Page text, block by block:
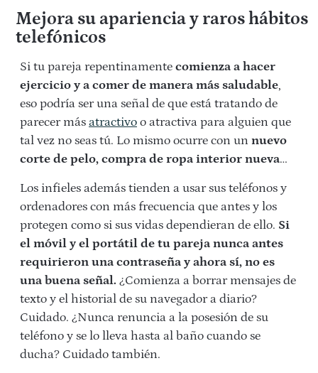
Mejora su apariencia y raros hábitos
telefónicos
Si tu pareja repentinamente comienza a hacer
ejercicio y a comer de manera más saludable,
eso podría ser una señal de que está tratando de
parecer más atractivo o atractiva para alguien que
tal vez no seas tú. Lo mismo ocurre con un nuevo
corte de pelo, compra de ropa interior nueva…
Los infieles además tienden a usar sus teléfonos y
ordenadores con más frecuencia que antes y los
protegen como si sus vidas dependieran de ello. Si
el móvil y el portátil de tu pareja nunca antes
requirieron una contraseña y ahora sí, no es
una buena señal. ¿Comienza a borrar mensajes de
texto y el historial de su navegador a diario?
Cuidado. ¿Nunca renuncia a la posesión de su
teléfono y se lo lleva hasta al baño cuando se
ducha? Cuidado también.